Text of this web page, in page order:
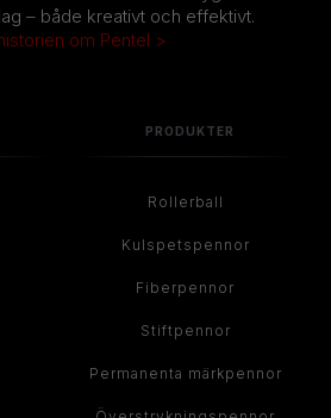
– både kreativt och effektivt.
om Pentel >
PRODUKTER
Rollerball
Kulspetspennor
Fiberpennor
Stiftpennor
Permanenta märkpennor